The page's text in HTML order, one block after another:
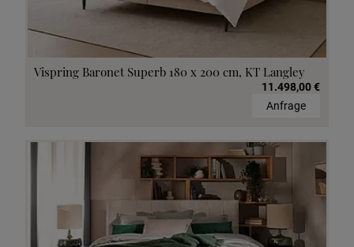
Vispring Baronet Superb 180 x 200 cm, KT Langley
11.498,00 €
Anfrage